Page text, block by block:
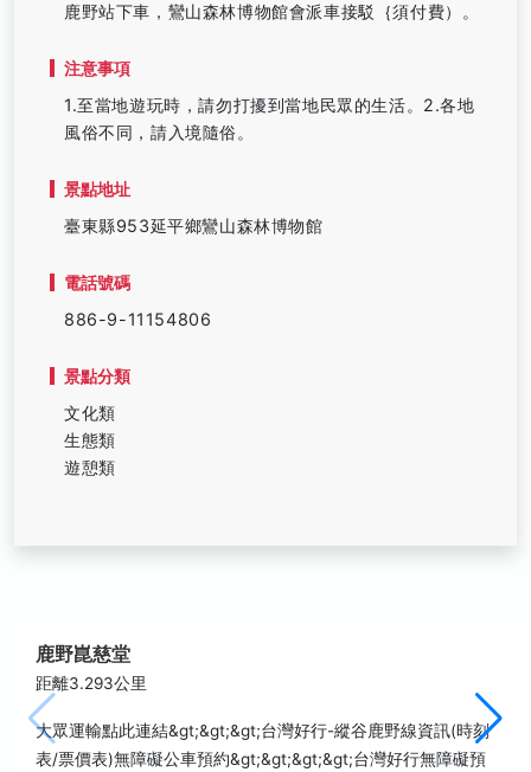
鹿野站下車，鸞山森林博物館會派車接駁｛須付費）。
注意事項
1.至當地遊玩時，請勿打擾到當地民眾的生活。2.各地
風俗不同，請入境隨俗。
景點地址
臺東縣953延平鄉鸞山森林博物館
電話號碼
886-9-11154806
景點分類
文化類
生態類
遊憩類
鹿野崑慈堂
距離3.293公里
大眾運輸點此連結&gt;&gt;&gt;台灣好行-縱谷鹿野線資訊(時刻
表/票價表)無障礙公車預約&gt;&gt;&gt;&gt;台灣好行無障礙預